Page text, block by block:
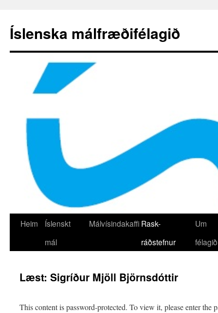
efni
Íslenska málfræðifélagið
Heim
Íslenskt
mál
Málvísindakaffi Rask-
ráðstefnur
Um
félagið
Læst: Sigríður Mjöll Björnsdóttir
This content is password-protected. To view it, please enter the